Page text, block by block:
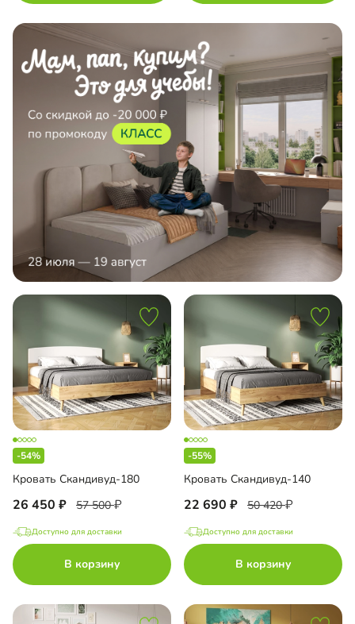
-54%
Кровать Скандивуд-180
26 450 57 500
Доступно для доставки
В корзину
-55%
Кровать Скандивуд-140
22 690 50 420
Доступно для доставки
В корзину